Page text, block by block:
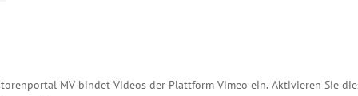
MV bindet Videos der Plattform Vimeo ein. Aktivieren Sie
Darüber hinaus zeichnet sich die neue
im Laser-Hybrid-Verfahren sowie
perfekt in das Digitalisierungs- und